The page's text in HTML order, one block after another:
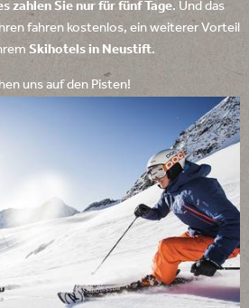
zahlen Sie nur für fünf Tage. Und das
fahren kostenlos, ein weiterer Vorteil
Skihotels in Neustift.
uns auf den Pisten!